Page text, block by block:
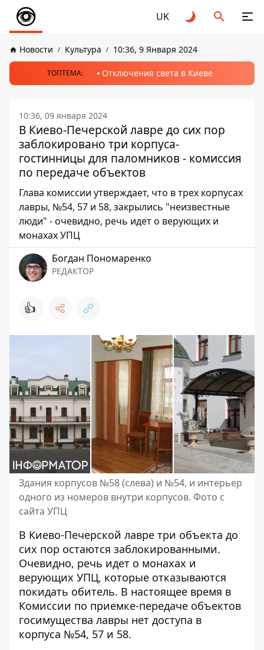
UK
Новости Культура 10:36, 9 Января 2024
ТОПТЕМА: Отключения света в Киеве
10:36, 09 января 2024
В Киево-Печерской лавре до сих пор
заблокировано три корпуса-
гостинницы для паломников - комиссия
по передаче объектов
Глава комиссии утверждает, что в трех корпусах
лавры, №54, 57 и 58, закрылись "неизвестные
люди" - очевидно, речь идет о верующих и
монахах УПЦ
Богдан Пономаренко
РЕДАКТОР
👍
Здания корпусов №58 (слева) и №54, и интерьер
одного из номеров внутри корпусов. Фото с
сайта УПЦ
В Киево-Печерской лавре три объекта до
сих пор остаются заблокированными.
Очевидно, речь идет о монахах и
верующих УПЦ, которые отказываются
покидать обитель. В настоящее время в
Комиссии по приемке-передаче объектов
госимущества лавры нет доступа в
корпуса №54, 57 и 58.